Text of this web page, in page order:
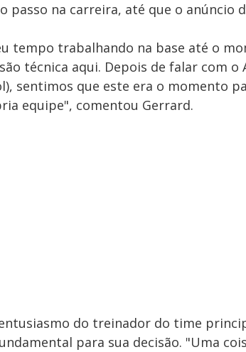
passo na carreira, até que o anúncio
tempo trabalhando na base até o
técnica aqui. Depois de falar com o
sentimos que este era o momento
equipe", comentou Gerrard.
do treinador do time
para sua decisão. "Uma